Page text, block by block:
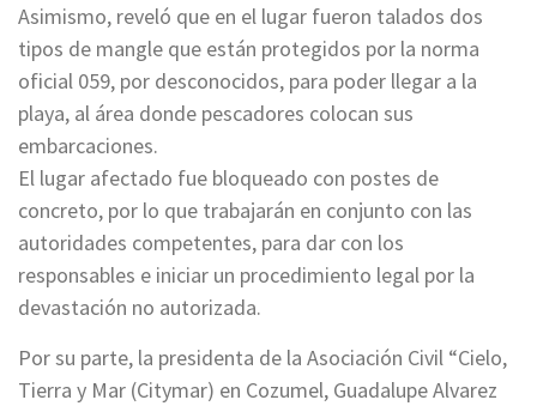
Asimismo, reveló que en el lugar fueron talados dos
tipos de mangle que están protegidos por la norma
oficial 059, por desconocidos, para poder llegar a la
playa, al área donde pescadores colocan sus
embarcaciones.
El lugar afectado fue bloqueado con postes de
concreto, por lo que trabajarán en conjunto con las
autoridades competentes, para dar con los
responsables e iniciar un procedimiento legal por la
devastación no autorizada.
Por su parte, la presidenta de la Asociación Civil “Cielo,
Tierra y Mar (Citymar) en Cozumel, Guadalupe Alvarez